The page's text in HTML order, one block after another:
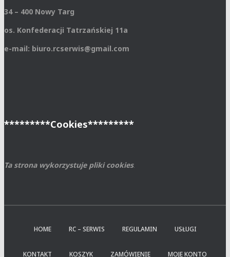
34 – 400 Nowy Targ
os. Konfederacji Tatrzańskiej 11a
e-mail: biuro.rcserwis@gmail.com
*********Cookies*********
Ta strona wykorzystuje pliki cookies.
HOME RC – SERWIS REGULAMIN USŁUGI
KONTAKT KOSZYK ZAMÓWIENIE MOJE KONTO